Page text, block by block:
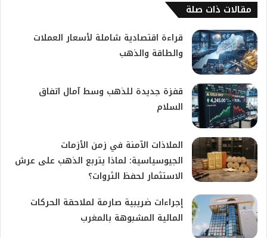
مقالات ذات صلة
قراءة اقتصادية شاملة لأسعار العملات
والطاقة والذهب
قفزة جديدة للذهب وسط آمال اتفاق
السلام
الملاذات الآمنة في زمن الأزمات
الجيوسياسية: لماذا يتربع الذهب على عرش
الاستثمار لحفظ الثروات؟
إجراءات ضريبية صارمة لملاحقة الحركات
المالية المشبوهة بالمغرب